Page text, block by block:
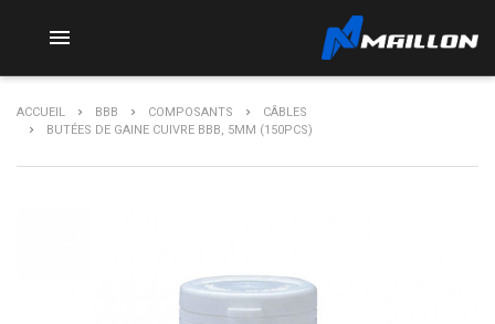

ACCUEIL BBB COMPOSANTS
CÂBLES
BUTÉES DE GAINE CUIVRE BBB, 5MM (150PCS)